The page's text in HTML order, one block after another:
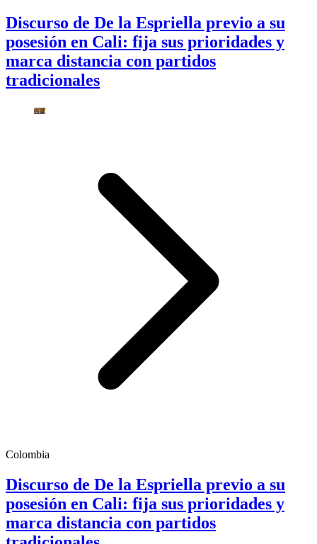
Discurso de De la Espriella previo a su
posesión en Cali: fija sus prioridades y
marca distancia con partidos
tradicionales
Colombia
Discurso de De la Espriella previo a su
posesión en Cali: fija sus prioridades y
marca distancia con partidos